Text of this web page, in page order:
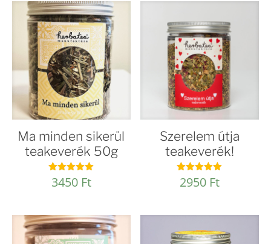
Ma minden sikerül
teakeverék 50g
Értékelés:
4.96
3450 Ft
Szerelem útja
teakeverék!
Értékelés:
5.00
2950 Ft